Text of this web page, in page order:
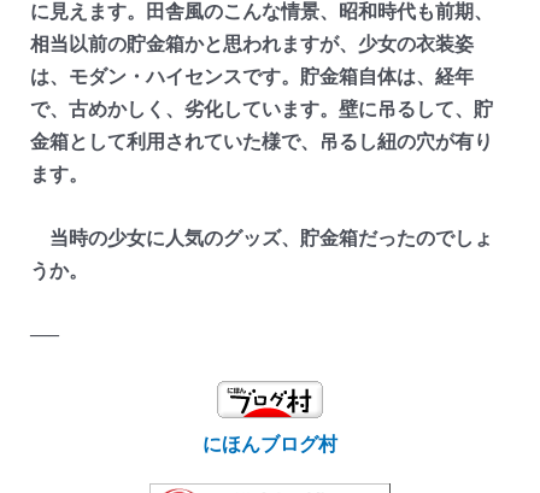
に見えます。田舎風のこんな情景、昭和時代も前期、
相当以前の貯金箱かと思われますが、少女の衣装姿
は、モダン・ハイセンスです。貯金箱自体は、経年
で、古めかしく、劣化しています。壁に吊るして、貯
金箱として利用されていた様で、吊るし紐の穴が有り
ます。
当時の少女に人気のグッズ、貯金箱だったのでしょ
うか。
—–
にほんブログ村